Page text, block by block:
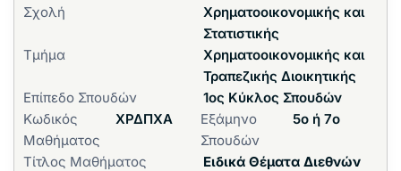
Σχολή
Χρηματοοικονομικής και
Στατιστικής
Τμήμα
Χρηματοοικονομικής και
Τραπεζικής Διοικητικής
Επίπεδο Σπουδών
1ος Κύκλος Σπουδών
Κωδικός
Μαθήματος
ΧΡΔΠΧΑ
Εξάμηνο
Σπουδών
5ο ή 7ο
Τίτλος Μαθήματος
Ειδικά Θέματα Διεθνών